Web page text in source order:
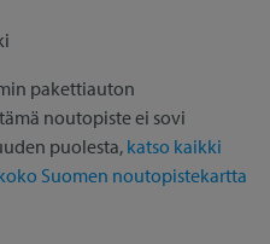
pakettiauton
noutopiste ei sovi
puolesta, katso kaikki
Suomen noutopistekartta